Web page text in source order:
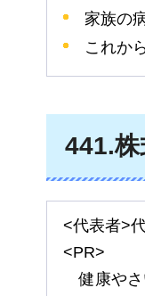
家族の
これか
441.
<代表者>
<PR>
健康や